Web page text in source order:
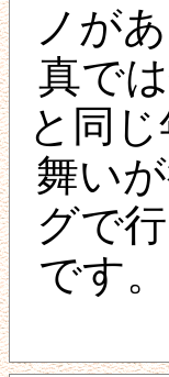
ノが
真で
と同
舞い
グで
です。